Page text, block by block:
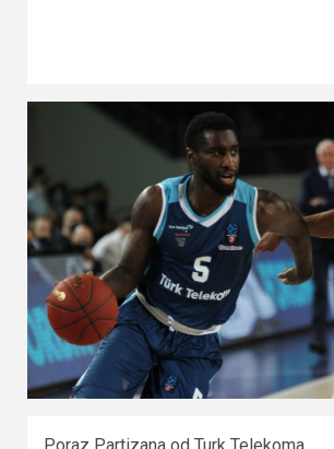
Poraz Partizana od Turk Telekoma.